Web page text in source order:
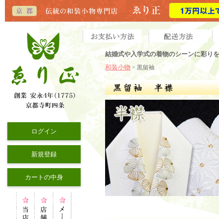
ログイン
新規登録
カートの中身
結婚式や入学式の着物のシーンに彩り
和装小物 > 黒留袖